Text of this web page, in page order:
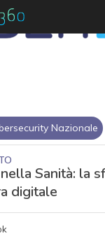
Nazionale
Sanità: la
digitale